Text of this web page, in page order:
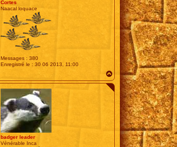
Cortes
Naacal loquace
Messages : 380
Enregistré le : 30 06 2013, 11:00
a
u
badger leader
Vénérable Inca